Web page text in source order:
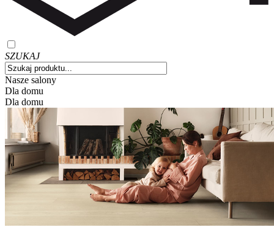
SZUKAJ
Nasze salony
Dla domu
Dla domu